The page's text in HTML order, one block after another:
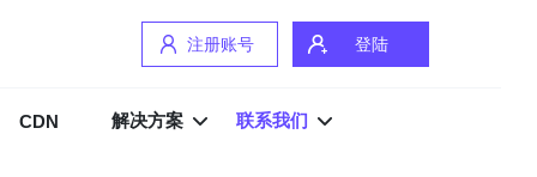
注册账号 登陆
CDN 解决方案 联系我们